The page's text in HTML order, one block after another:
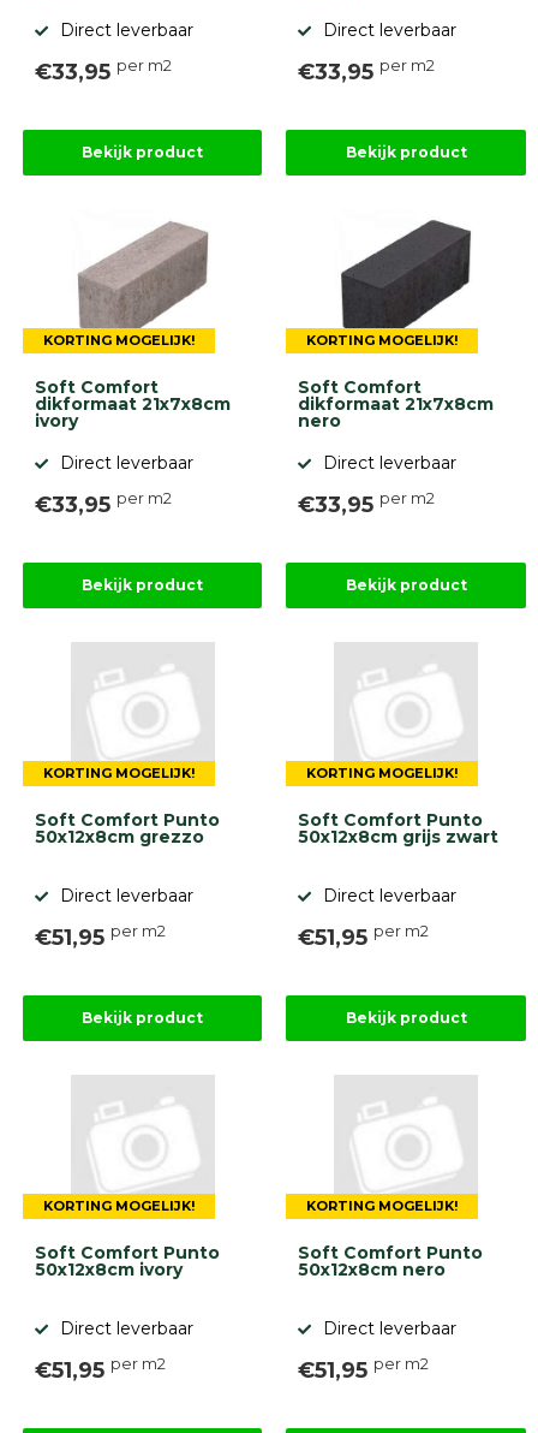
Direct leverbaar
€33,95 per m2
Bekijk product
Direct leverbaar
€33,95 per m2
Bekijk product
KORTING MOGELIJK!
Soft Comfort
dikformaat 21x7x8cm
ivory
Direct leverbaar
€33,95 per m2
Bekijk product
KORTING MOGELIJK!
Soft Comfort
dikformaat 21x7x8cm
nero
Direct leverbaar
€33,95 per m2
Bekijk product
KORTING MOGELIJK!
Soft Comfort Punto
50x12x8cm grezzo
Direct leverbaar
€51,95 per m2
Bekijk product
KORTING MOGELIJK!
Soft Comfort Punto
50x12x8cm grijs zwart
Direct leverbaar
€51,95 per m2
Bekijk product
KORTING MOGELIJK!
Soft Comfort Punto
50x12x8cm ivory
Direct leverbaar
€51,95 per m2
KORTING MOGELIJK!
Soft Comfort Punto
50x12x8cm nero
Direct leverbaar
€51,95 per m2